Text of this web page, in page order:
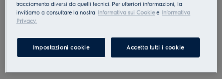
70 g di farina
Sale e pepe
1l di latte
150 g di formaggio semi stagionato grattugiato
tracciamento diversi da quelli tecnici. Per ulteriori informazioni, la
invitiamo a consultare la nostra Informativa sui Cookiee Informativa
Privacy.
Impostazioni cookie Accetta tutti i cookie